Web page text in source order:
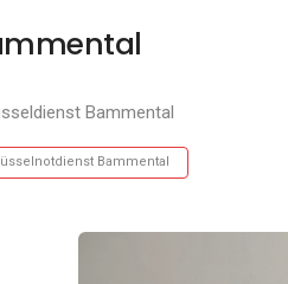
Bammental
Bammental